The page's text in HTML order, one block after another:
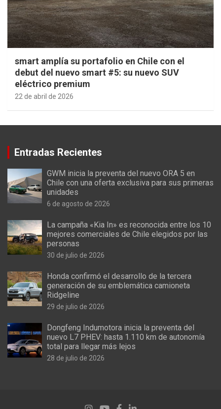
smart amplía su portafolio en Chile con el
debut del nuevo smart #5: su nuevo SUV
eléctrico premium
22 de abril de 2026
Entradas Recientes
GWM inicia la preventa del nuevo ORA 5 en
Chile con una oferta exclusiva para sus primeras
unidades
6 de agosto de 2026
La campaña «Kia In» es reconocida entre los 10
mejores comerciales de Chile elegidos por las
personas
30 de julio de 2026
Honda confirmó el desarrollo de la tercera
generación de su emblemática camioneta
Ridgeline
29 de julio de 2026
Dongfeng Indumotora inicia la preventa del
nuevo L7 PHEV: hasta 1.110 km de autonomía
total para llegar más lejos
28 de julio de 2026